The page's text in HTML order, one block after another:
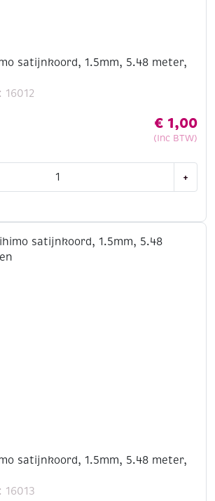
satijnkoord, 1.5mm, 5.48 meter,
€ 1,00
(Inc BTW)
+
satijnkoord, 1.5mm, 5.48 meter,